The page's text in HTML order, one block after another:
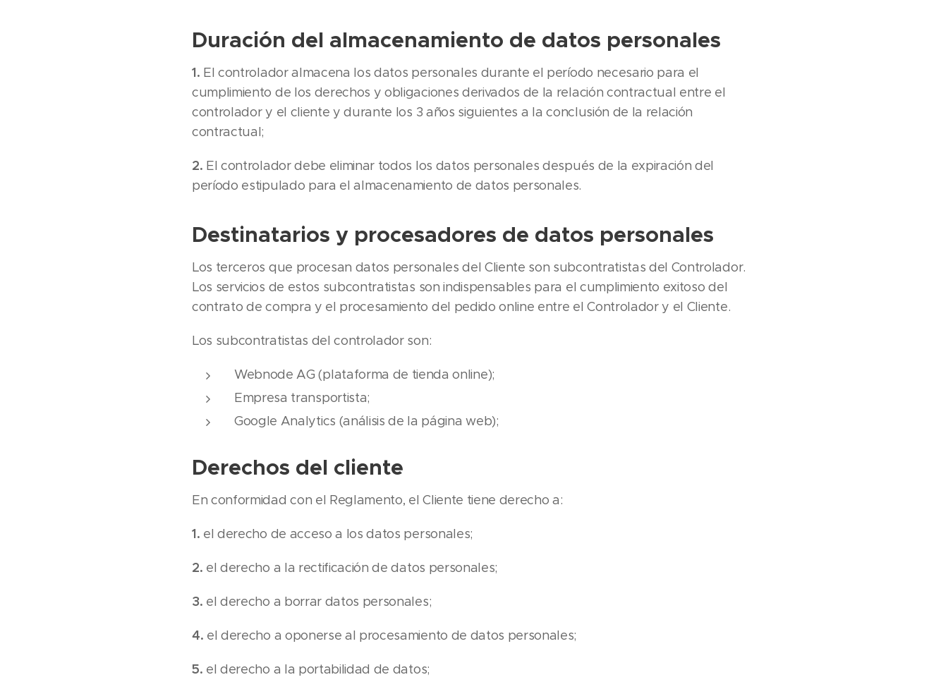
Duración del almacenamiento de datos personales
1. El controlador almacena los datos personales durante el período necesario para el
cumplimiento de los derechos y obligaciones derivados de la relación contractual entre el
controlador y el cliente y durante los 3 años siguientes a la conclusión de la relación
contractual;
2. El controlador debe eliminar todos los datos personales después de la expiración del
período estipulado para el almacenamiento de datos personales.
Destinatarios y procesadores de datos personales
Los terceros que procesan datos personales del Cliente son subcontratistas del Controlador.
Los servicios de estos subcontratistas son indispensables para el cumplimiento exitoso del
contrato de compra y el procesamiento del pedido online entre el Controlador y el Cliente.
Los subcontratistas del controlador son:
Webnode AG (plataforma de tienda online);
Empresa transportista;
Google Analytics (análisis de la página web);
Derechos del cliente
En conformidad con el Reglamento, el Cliente tiene derecho a:
1. el derecho de acceso a los datos personales;
2. el derecho a la rectificación de datos personales;
3. el derecho a borrar datos personales;
4. el derecho a oponerse al procesamiento de datos personales;
5. el derecho a la portabilidad de datos;